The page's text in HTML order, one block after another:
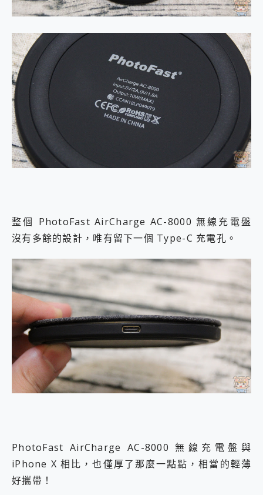
整個 PhotoFast AirCharge AC-8000 無線充電盤
沒有多餘的設計，唯有留下一個 Type-C 充電孔。
PhotoFast AirCharge AC-8000 無線充電盤與
iPhone X 相比，也僅厚了那麼一點點，相當的輕薄
好攜帶！